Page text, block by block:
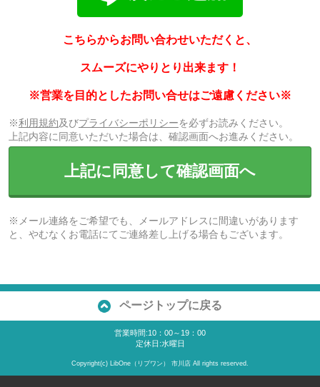
こちらからお問い合わせいただくと、
スムーズにやりとり出来ます！
※営業を目的としたお問い合せはご遠慮ください※
※利用規約及びプライバシーポリシーを必ずお読みください。
上記内容に同意いただいた場合は、確認画面へお進みください。
上記に同意して確認画面へ
※メール連絡をご希望でも、メールアドレスに間違いがあります
と、やむなくお電話にてご連絡差し上げる場合もございます。
ページトップに戻る
営業時間:10：00～19：00
定休日:水曜日
Copyright(c) LibOne（リブワン） 市川店 All rights reserved.